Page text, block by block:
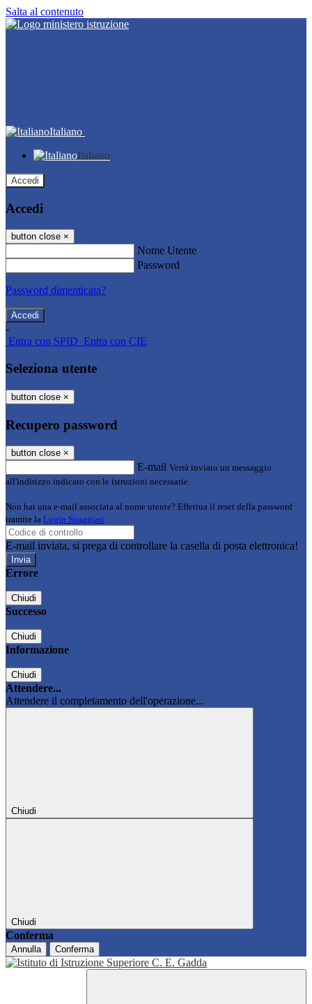
Salta al contenuto
Italiano
Italiano
Accedi
Accedi
button close ×
Nome Utente
Password
Password dimenticata?
-
Entra con SPID Entra con CIE
Seleziona utente
button close ×
Recupero password
button close ×
E-mail Verrà inviato un messaggio
all'indirizzo indicato con le istruzioni necessarie.
Non hai una e-mail associata al nome utente? Effettua il reset della password
tramite la Login Spaggiari
E-mail inviata, si prega di controllare la casella di posta elettronica!
Errore
Chiudi
Successo
Chiudi
Informazione
Chiudi
Attendere...
Attendere il completamento dell'operazione...
Chiudi
Chiudi
Conferma
Annulla Conferma